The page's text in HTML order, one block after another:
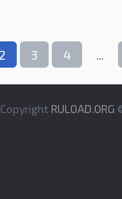
2 3 4 ...
Copyright RULOAD.ORG